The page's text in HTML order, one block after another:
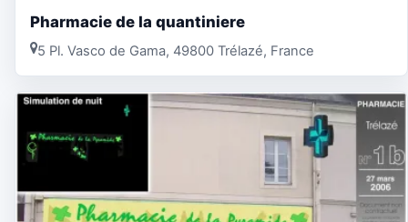
Pharmacie de la quantiniere
5 Pl. Vasco de Gama, 49800 Trélazé, France